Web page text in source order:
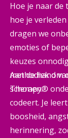
Hoe je naar
hoe je
dragen we
emoties of
keuzes
methodiek om
schonen.
Aan de hand
Therapy®
codeert. Je
boosheid,
herinnering,